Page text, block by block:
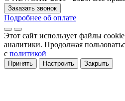
Заказать звонок
Подробнее об оплате
Этот сайт использует файлы cookie
аналитики. Продолжая
с политикой
Принять Настроить Закрыть